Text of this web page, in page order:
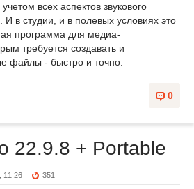
всех аспектов звукового
И в студии, и в полевых условиях это
программа для медиа-
требуется создавать и
файлы - быстро и точно.
0
22.9.8 + Portable
11:26 351